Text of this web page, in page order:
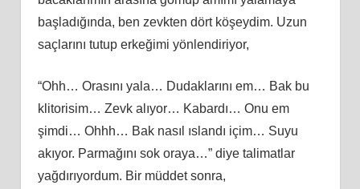
başladığında, ben zevkten dört köşeydim. Uzun
saçlarını tutup erkeğimi yönlendiriyor,
“Ohh… Orasını yala… Dudaklarını em… Bak bu
klitorisim… Zevk alıyor… Kabardı… Onu em
şimdi… Ohhh… Bak nasıl ıslandı içim… Suyu
akıyor. Parmağını sok oraya…” diye talimatlar
yağdırıyordum. Bir müddet sonra,